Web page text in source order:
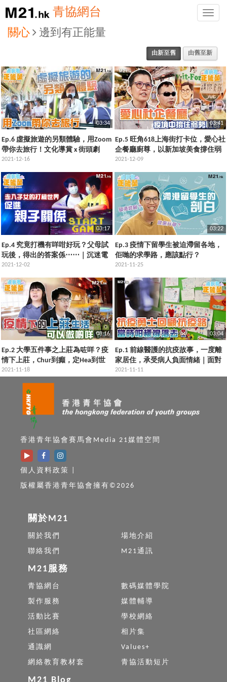
Toggle
青協網台
關心 邊到有正能量
由新至舊 由舊至新
03:34
Ep.6 虛擬旅遊的另類體驗，用Zoom
帶你去旅行！文化導賞 x 街頭劇
場，居然令營業額創新高？
2021-12-16
03:41
Ep.5 旺角618上海街打卡位，愛心社
企餐廳廚尊，以新加坡美食撐住弱
勢社群，堅持推動傷健共融
2021-12-09
03:17
Ep.4 究竟打機有咩咁好玩？父母試
玩後，得出的答案係⋯⋯｜沉迷電
子遊戲＝影響親子關係？
2021-12-02
03:22
Ep.3 疫情下留學生被迫滯留各地，
佢哋的求學路，應該點行？
2021-11-25
03:16
Ep.2 大學五件事之上莊為咗咩？疫
情下上莊，Chur到癲，定Hea到世
界盡頭？
2021-11-18
03:04
Ep.1 前線醫護的抗疫故事，一度離
家居住，承受病人負面情緒｜面對
多重壓力，盡力做到問心無愧
2021-11-11
香港青年協會賽馬會Media 21媒體空間
個人資料政策
版權屬香港青年協會擁有©2026
關於M21
關於我們
場地介紹
聯絡我們
M21通訊
M21服務
青協網台
數碼媒體學院
製作服務
媒體輔導
活動比賽
學校網絡
社區網絡
相片集
通識網
Values+
網絡教育教材套
青協活動短片